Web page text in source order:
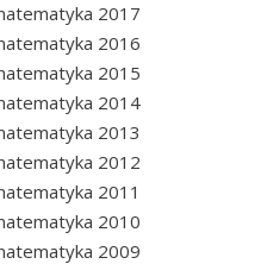
2017
2016
2015
2014
2013
2012
2011
2010
2009